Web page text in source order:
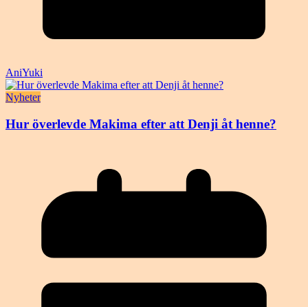
AniYuki
Nyheter
Hur överlevde Makima efter att Denji åt henne?